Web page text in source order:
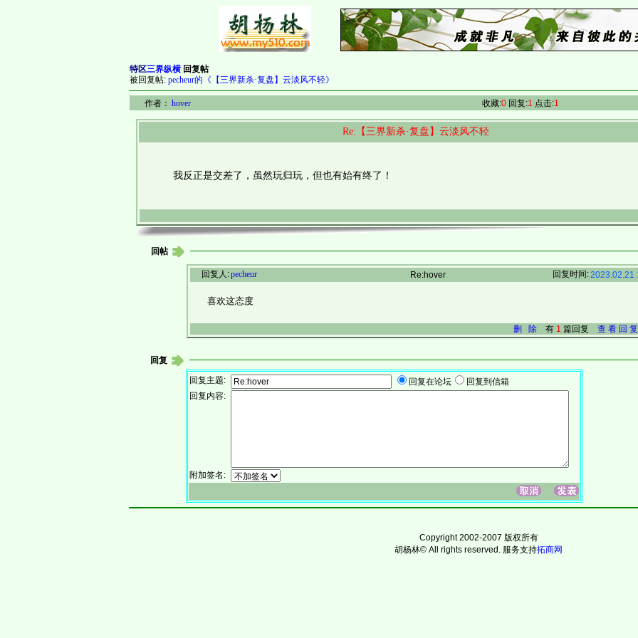
特区三界纵横 回复帖
被回复帖: pecheur的《【三界新杀·复盘】云淡风不轻》
作者： hover 收藏:0回复:1 点击:1
Re:【三界新杀·复盘】云淡风不轻
我反正是交差了，虽然玩归玩，但也有始有终了！
回帖
回复人:pecheur Re:hover 回复时间:2023.02.21
喜欢这态度
删 除 有 1 篇回复 查 看 回 复
回复
回复主题:
回复在论坛
回复到信箱
回复内容:
附加签名:
Copyright 2002-2007 版权所有
胡杨林© All rights reserved. 服务支持拓商网